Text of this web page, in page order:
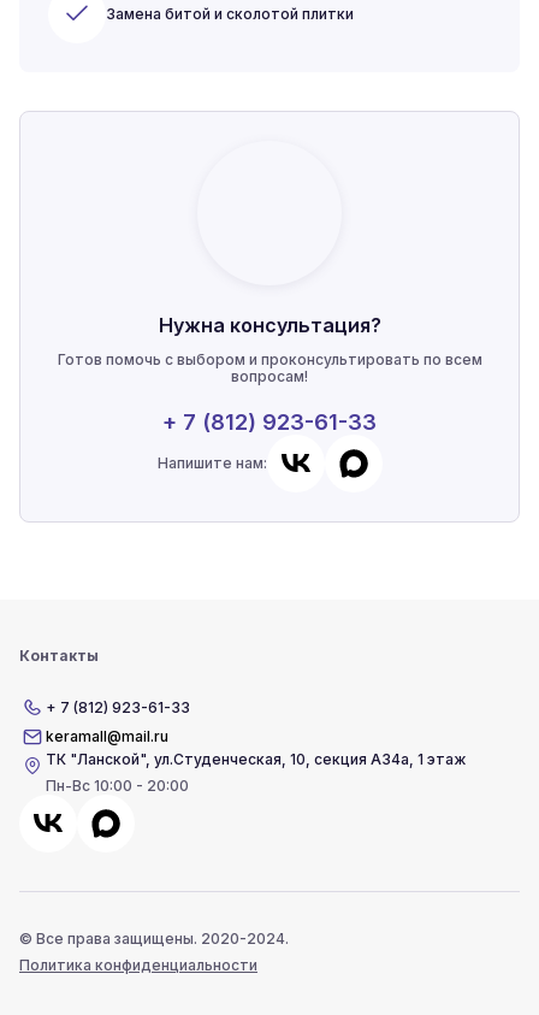
Замена битой и сколотой плитки
Нужна консультация?
Готов помочь с выбором и проконсультировать по всем
вопросам!
+ 7 (812) 923-61-33
Напишите нам:
Контакты
+ 7 (812) 923-61-33
keramall@mail.ru
ТК "Ланской",ул.Студенческая, 10, секция А34а, 1 этаж
Пн-Вс 10:00 - 20:00
© Все права защищены. 2020-2024.
Политика конфиденциальности